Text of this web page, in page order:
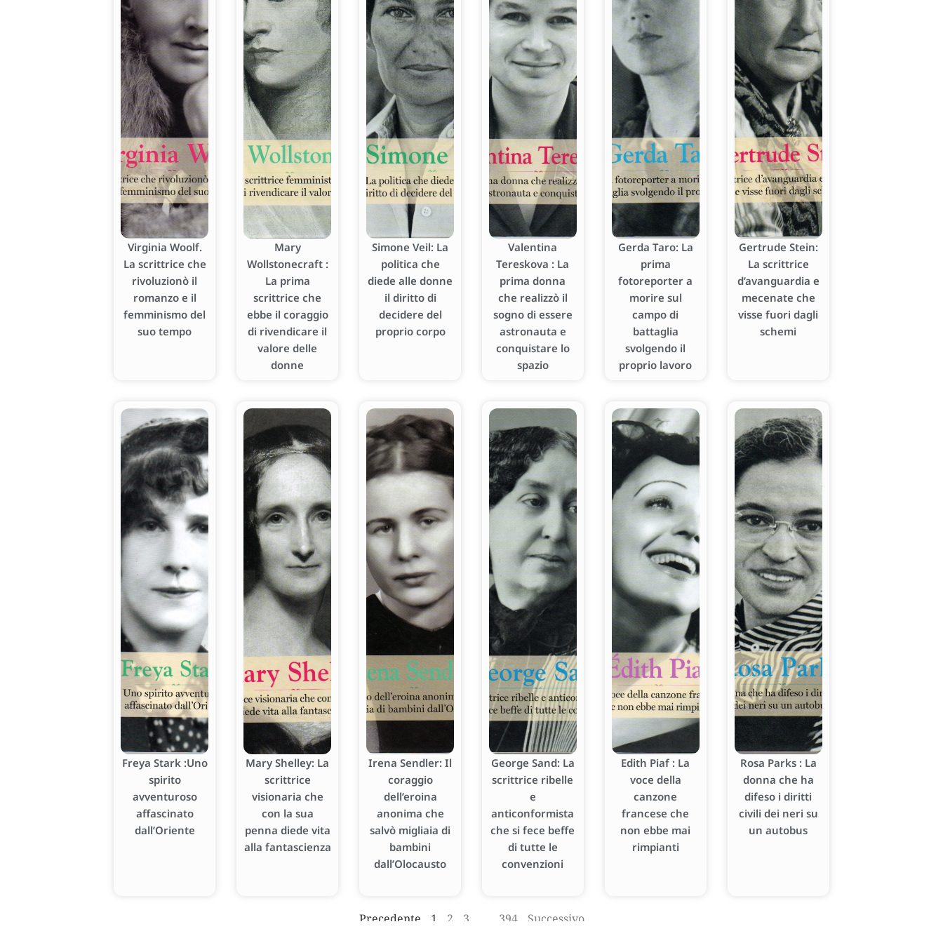
Virginia Woolf.
La scrittrice che
rivoluzionò il
romanzo e il
femminismo del
suo tempo
Mary
Wollstonecraft :
La prima
scrittrice che
ebbe il coraggio
di rivendicare il
valore delle
donne
Simone Veil: La
politica che
diede alle donne
il diritto di
decidere del
proprio corpo
Valentina
Tereskova : La
prima donna
che realizzò il
sogno di essere
astronauta e
conquistare lo
spazio
Gerda Taro: La
prima
fotoreporter a
morire sul
campo di
battaglia
svolgendo il
proprio lavoro
Gertrude Stein:
La scrittrice
d’avanguardia e
mecenate che
visse fuori dagli
schemi
Freya Stark :Uno
spirito
avventuroso
affascinato
dall’Oriente
Mary Shelley: La
scrittrice
visionaria che
con la sua
penna diede vita
alla fantascienza
Irena Sendler: Il
coraggio
dell’eroina
anonima che
salvò migliaia di
bambini
dall’Olocausto
George Sand: La
scrittrice ribelle
e
anticonformista
che si fece beffe
di tutte le
convenzioni
Edith Piaf : La
voce della
canzone
francese che
non ebbe mai
rimpianti
Rosa Parks : La
donna che ha
difeso i diritti
civili dei neri su
un autobus
Precedente 1 2 3 394 Successivo